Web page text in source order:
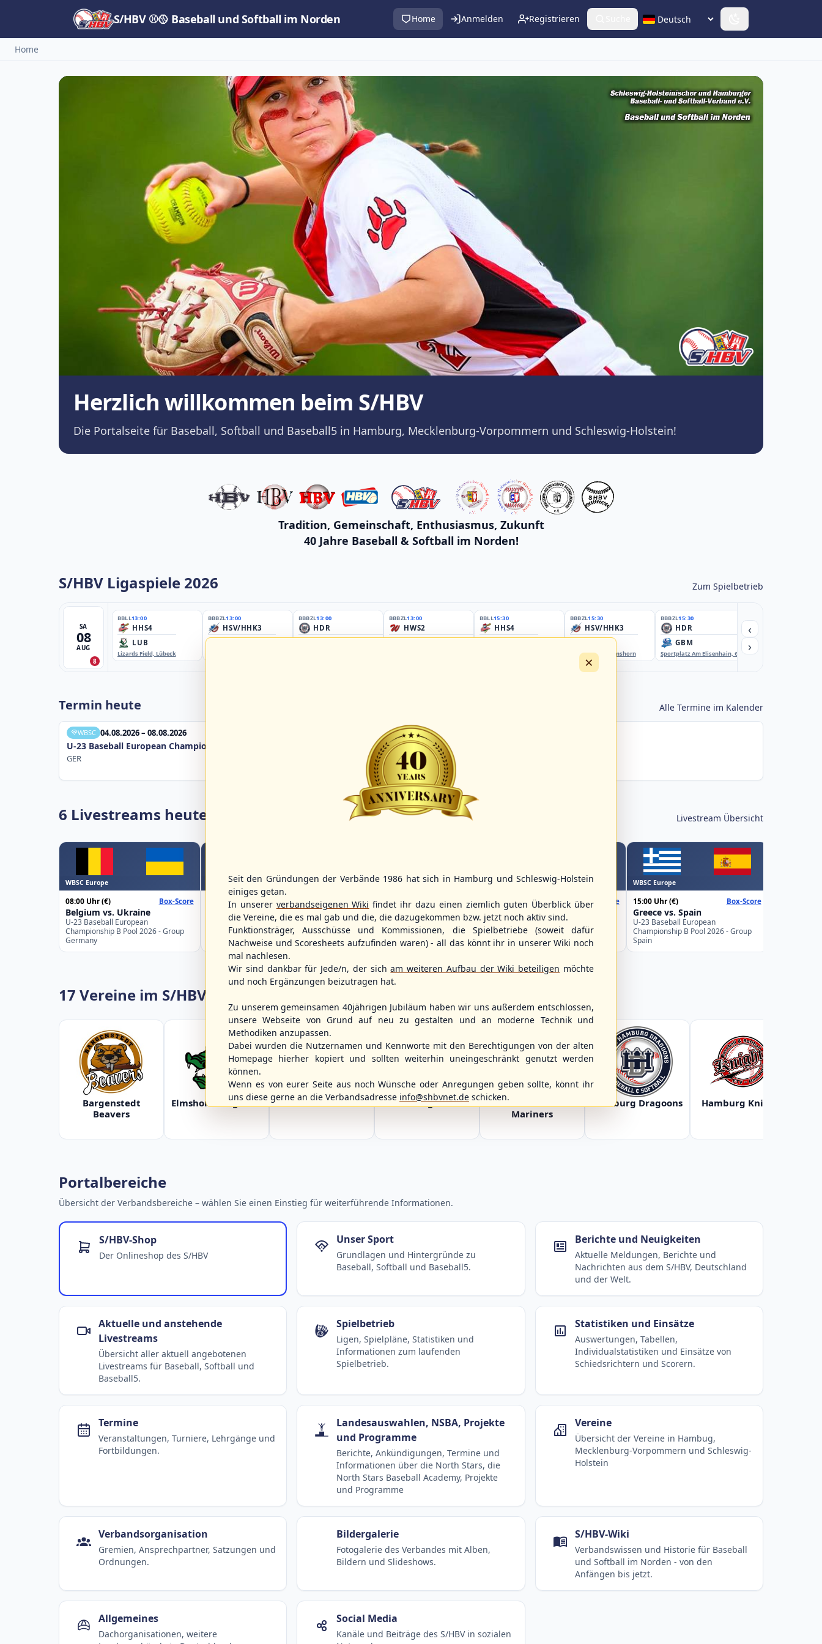
S/HBV ⚾🥎 Baseball und Softball im Norden Home Anmelden Registrieren Sprache wählen
Home
Herzlich willkommen beim S/HBV
Die Portalseite für Baseball, Softball und Baseball5 in Hamburg, Mecklenburg-Vorpommern und Schleswig-Holstein!
Tradition, Gemeinschaft, Enthusiasmus, Zukunft
40 Jahre Baseball & Softball im Norden!
S/HBV Ligaspiele 2026 Zum Spielbetrieb
SA
08
AUG
8
BBLL13:00
HHS4
LUB
Lizards Field, Lübeck
BBBZL13:00
HSV/HHK3
BBBZL13:00
HDR
BBBZL13:00
HWS2
BBLL15:30
HHS4
BBBZL15:30
HSV/HHK3
EBE-Ballpark, Elmshorn
BBBZL15:30
HDR
GBM
Sportplatz Am Elisenhain, Greifswald-Eldena
Förde Ballpark (Kilia-
‹
›
Termin heute Alle Termine im Kalender
WBSC 04.08.2026 – 08.08.2026
U-23 Baseball European Championship B Pool 2026 - Group Germany
GER
6 Livestreams heute Livestream Übersicht
WBSC Europe
08:00 Uhr(€) Box-Score
Belgium vs. Ukraine
U-23 Baseball European
Championship B Pool 2026 - Group
Germany
WBSC Europe
08:00 Uhr(€) Box-Score
Croatia vs. Israel
U-23 Baseball European
Championship B Pool 2026 - Group
WBSC Europe
11:30 Uhr(€) Box-Score
Slovakia vs. Türkiye
U-23 Baseball European
Championship B Pool 2026 - Group
Spain
WBSC Europe
12:00 Uhr(€) Box-Score
Denmark vs. Sweden
U-23 Baseball European
Championship B Pool 2026 - Group
Germany
WBSC Europe
15:00 Uhr(€) Box-Score
Greece vs. Spain
U-23 Baseball European
Championship B Pool 2026 - Group
Spain
17 Vereine im S/HBV
Bargenstedt
Beavers
Elmshorn Alligators Fehmarn Islanders Flensburg Baltics
Greifswald Baltic
Mariners
Hamburg Dragoons Hamburg Knights
Portalbereiche
Übersicht der Verbandsbereiche – wählen Sie einen Einstieg für weiterführende Informationen.
S/HBV-Shop
Der Onlineshop des S/HBV
Unser Sport
Grundlagen und Hintergründe zu
Baseball, Softball und Baseball5.
Berichte und Neuigkeiten
Aktuelle Meldungen, Berichte und
Nachrichten aus dem S/HBV, Deutschland
und der Welt.
Aktuelle und anstehende
Livestreams
Übersicht aller aktuell angebotenen
Livestreams für Baseball, Softball und
Baseball5.
Spielbetrieb
Ligen, Spielpläne, Statistiken und
Informationen zum laufenden
Spielbetrieb.
Statistiken und Einsätze
Auswertungen, Tabellen,
Individualstatistiken und Einsätze von
Schiedsrichtern und Scorern.
Termine
Veranstaltungen, Turniere, Lehrgänge und
Fortbildungen.
Landesauswahlen, NSBA, Projekte
und Programme
Berichte, Ankündigungen, Termine und
Informationen über die North Stars, die
North Stars Baseball Academy, Projekte
und Programme
Vereine
Übersicht der Vereine in Hambug,
Mecklenburg-Vorpommern und Schleswig-
Holstein
Verbandsorganisation
Gremien, Ansprechpartner, Satzungen und
Ordnungen.
Bildergalerie
Fotogalerie des Verbandes mit Alben,
Bildern und Slideshows.
S/HBV-Wiki
Verbandswissen und Historie für Baseball
und Softball im Norden - von den
Anfängen bis jetzt.
Allgemeines
Dachorganisationen, weitere
Social Media
Kanäle und Beiträge des S/HBV in sozialen
×
Seit den Gründungen der Verbände 1986 hat sich in Hamburg und Schleswig-Holstein
einiges getan.
In unserer verbandseigenen Wiki findet ihr dazu einen ziemlich guten Überblick über
die Vereine, die es mal gab und die, die dazugekommen bzw. jetzt noch aktiv sind.
Funktionsträger, Ausschüsse und Kommissionen, die Spielbetriebe (soweit dafür
Nachweise und Scoresheets aufzufinden waren) - all das könnt ihr in unserer Wiki noch
mal nachlesen.
Wir sind dankbar für Jede/n, der sicham weiteren Aufbau der Wiki beteiligen möchte
und noch Ergänzungen beizutragen hat.
Zu unserem gemeinsamen 40jährigen Jubiläum haben wir uns außerdem entschlossen,
unsere Webseite von Grund auf neu zu gestalten und an moderne Technik und
Methodiken anzupassen.
Dabei wurden die Nutzernamen und Kennworte mit den Berechtigungen von der alten
Homepage hierher kopiert und sollten weiterhin uneingeschränkt genutzt werden
können.
Wenn es von eurer Seite aus noch Wünsche oder Anregungen geben sollte, könnt ihr
uns diese gerne an die Verbandsadresse info@shbvnet.de schicken.